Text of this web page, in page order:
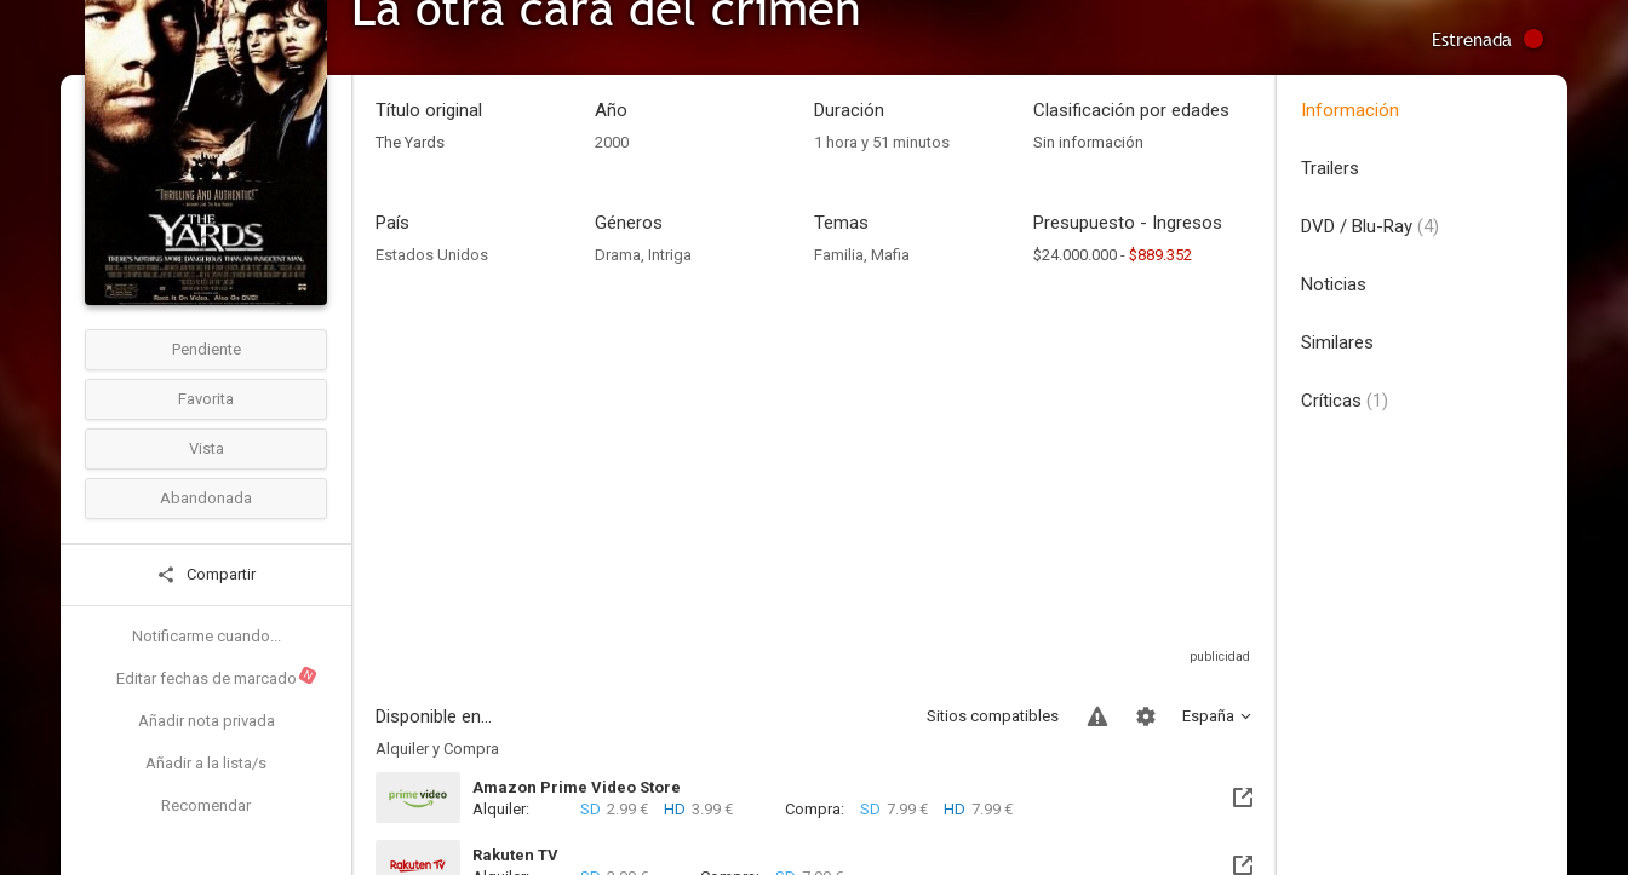
Estrenada
Pendiente
Favorita
Vista
Abandonada
Compartir
Notificarme cuando...
Editar fechas de marcado N
Añadir nota privada
Añadir a la lista/s
Recomendar
Título original
The Yards
Año
2000
Duración
1 hora y 51 minutos
Clasificación por edades
Sin información
País
Estados Unidos
Géneros
Drama, Intriga
Temas
Familia, Mafia
Presupuesto - Ingresos
$24.000.000 - $889.352
Disponible en... España
Sitios compatibles
Alquiler y Compra
Amazon Prime Video Store
Alquiler:
SD 2.99 € HD 3.99 € Compra: SD 7.99 € HD 7.99 €
Rakuten TV
Información
Trailers
DVD / Blu-Ray (4)
Noticias
Similares
Críticas (1)